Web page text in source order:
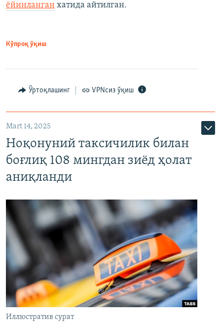
ёйинланган хатида айтилган.
Кўпроқ ўқиш
Ўртоқлашинг VPNсиз ўқиш
Mart 14, 2025
Ноқонуний таксичилик билан
боғлиқ 108 мингдан зиёд ҳолат
аниқланди
Иллюстратив сурат